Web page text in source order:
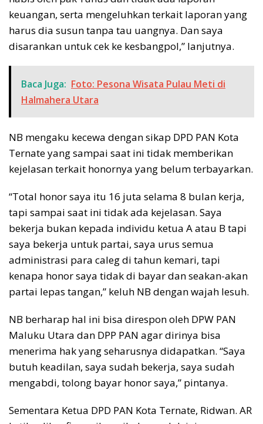
keuangan, serta mengeluhkan terkait laporan yang
harus dia susun tanpa tau uangnya. Dan saya
disarankan untuk cek ke kesbangpol,” lanjutnya.
Baca Juga: Foto: Pesona Wisata Pulau Meti di
Halmahera Utara
NB mengaku kecewa dengan sikap DPD PAN Kota
Ternate yang sampai saat ini tidak memberikan
kejelasan terkait honornya yang belum terbayarkan.
“Total honor saya itu 16 juta selama 8 bulan kerja,
tapi sampai saat ini tidak ada kejelasan. Saya
bekerja bukan kepada individu ketua A atau B tapi
saya bekerja untuk partai, saya urus semua
administrasi para caleg di tahun kemari, tapi
kenapa honor saya tidak di bayar dan seakan-akan
partai lepas tangan,” keluh NB dengan wajah lesuh.
NB berharap hal ini bisa direspon oleh DPW PAN
Maluku Utara dan DPP PAN agar dirinya bisa
menerima hak yang seharusnya didapatkan. “Saya
butuh keadilan, saya sudah bekerja, saya sudah
mengabdi, tolong bayar honor saya,” pintanya.
Sementara Ketua DPD PAN Kota Ternate, Ridwan. AR